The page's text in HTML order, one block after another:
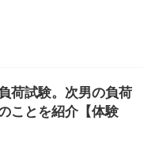
荷試験。次男の負荷
ことを紹介【体験